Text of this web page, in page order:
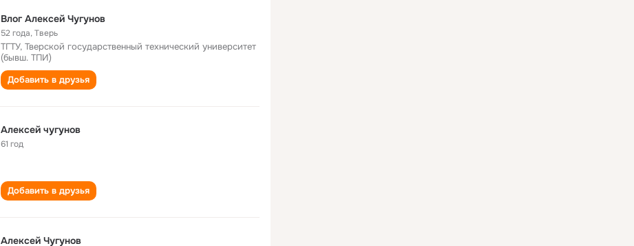
Влог Алексей Чугунов
52 года,Тверь
ТГТУ, Тверской государственный технический университет
(бывш. ТПИ)
Добавить в друзья
Алексей чугунов
61 год
Добавить в друзья
Алексей Чугунов